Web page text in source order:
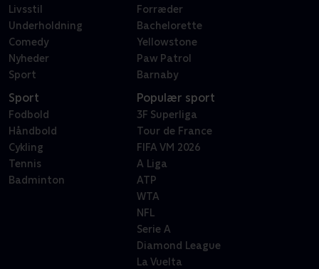
Livsstil
Underholdning
Comedy
Nyheder
Sport
Forræder
Bachelorette
Yellowstone
Paw Patrol
Barnaby
Sport
Fodbold
Håndbold
Cykling
Tennis
Badminton
Populær sport
3F Superliga
Tour de France
FIFA VM 2026
A Liga
ATP
WTA
NFL
Serie A
Diamond League
La Vuelta